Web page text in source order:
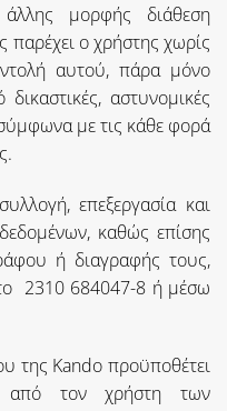
μορφής διάθεση
ο χρήστης χωρίς
αυτού, πάρα μόνο
αστυνομικές
σύμφωνα με τις κάθε φορά
επεξεργασία και
καθώς επίσης
ή διαγραφής τους,
2310 684047-8 ή μέσω
της Kando προϋποθέτει
από τον χρήστη των